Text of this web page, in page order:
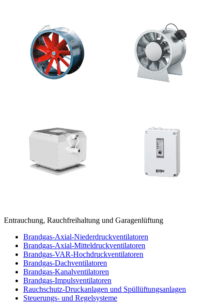
Entrauchung, Rauchfreihaltung und Garagenlüftung
Brandgas-Axial-Niederdruckventilatoren
Brandgas-Axial-Mitteldruckventilatoren
Brandgas-VAR-Hochdruckventilatoren
Brandgas-Dachventilatoren
Brandgas-Kanalventilatoren
Brandgas-Impulsventilatoren
Rauchschutz-Druckanlagen und Spüllüftungsanlagen
Steuerungs- und Regelsysteme